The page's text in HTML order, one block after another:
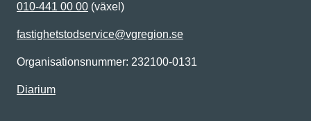
010-441 00 00 (växel)
fastighetstodservice@vgregion.se
Organisationsnummer: 232100-0131
Diarium